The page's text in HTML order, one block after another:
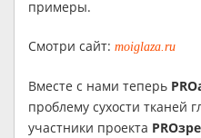
примеры.
Смотри сайт: moiglaza.ru
Вместе с нами теперь
проблему сухости тканей
участники проекта